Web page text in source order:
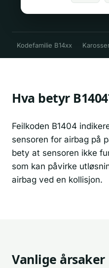
Kodefamilie B14xx
Hva betyr
Feilkoden B1404
sensoren for airbag på
bety at sensoren ikke
som kan påvirke
airbag ved en kollisjon.
Vanlige årsaker